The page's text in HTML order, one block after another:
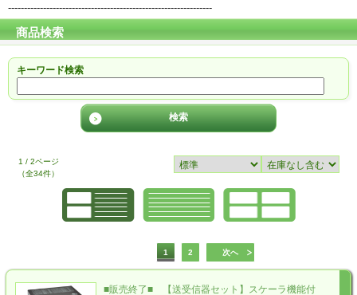
----------------------------------------------------------------
商品検索
キーワード検索
1 / 2ページ
（全34件）
1 2 次へ
■販売終了■ 【送受信器セット】スケーラ機能付